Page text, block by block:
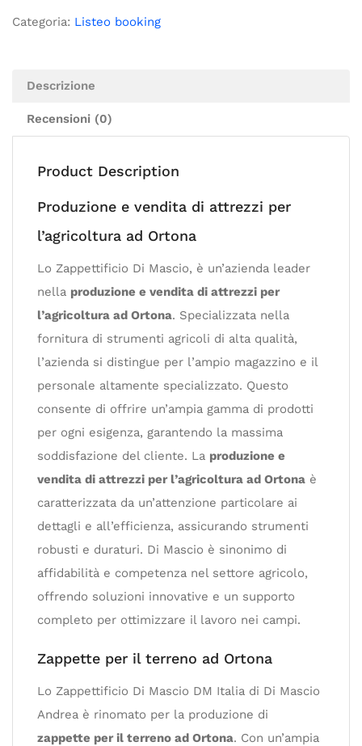
Categoria: Listeo booking
Descrizione
Recensioni (0)
Product Description
Produzione e vendita di attrezzi per
l’agricoltura ad Ortona
Lo Zappettificio Di Mascio, è un’azienda leader
nella produzione e vendita di attrezzi per
l’agricoltura ad Ortona. Specializzata nella
fornitura di strumenti agricoli di alta qualità,
l’azienda si distingue per l’ampio magazzino e il
personale altamente specializzato. Questo
consente di offrire un’ampia gamma di prodotti
per ogni esigenza, garantendo la massima
soddisfazione del cliente. La produzione e
vendita di attrezzi per l’agricoltura ad Ortona è
caratterizzata da un’attenzione particolare ai
dettagli e all’efficienza, assicurando strumenti
robusti e duraturi. Di Mascio è sinonimo di
affidabilità e competenza nel settore agricolo,
offrendo soluzioni innovative e un supporto
completo per ottimizzare il lavoro nei campi.
Zappette per il terreno ad Ortona
Lo Zappettificio Di Mascio DM Italia di Di Mascio
Andrea è rinomato per la produzione di
zappette per il terreno ad Ortona. Con un’ampia